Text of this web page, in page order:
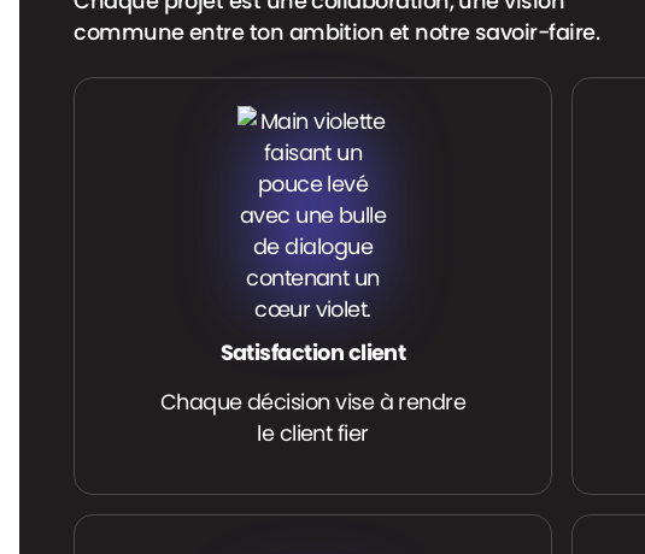
commune entre ton ambition et notre savoir-faire.
Satisfaction client
Chaque décision vise à rendre
le client fier